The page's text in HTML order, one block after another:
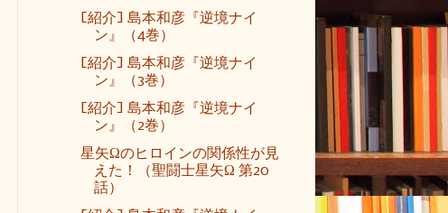
[紹介] 島本和彦『逆境ナイ
ン』（4巻）
[紹介] 島本和彦『逆境ナイ
ン』（3巻）
[紹介] 島本和彦『逆境ナイ
ン』（2巻）
星矢Ωのヒロインの関係性が見
えた！（聖闘士星矢Ω 第20
話）